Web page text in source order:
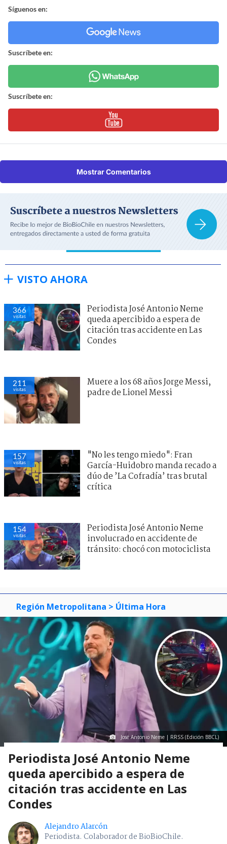
Síguenos en:
Suscríbete en:
Suscríbete en:
Mostrar Comentarios
VISTO AHORA
366
visitas
Periodista José Antonio Neme
queda apercibido a espera de
citación tras accidente en Las
Condes
211
visitas
Muere a los 68 años Jorge Messi,
padre de Lionel Messi
157
visitas
"No les tengo miedo": Fran
García-Huidobro manda recado a
dúo de ’La Cofradía’ tras brutal
crítica
154
visitas
Periodista José Antonio Neme
involucrado en accidente de
tránsito: chocó con motociclista
Región Metropolitana > Última Hora
José Antonio Neme | RRSS (Edición BBCL)
Periodista José Antonio Neme
queda apercibido a espera de
citación tras accidente en Las
Condes
Alejandro Alarcón
Periodista. Colaborador de BioBioChile.